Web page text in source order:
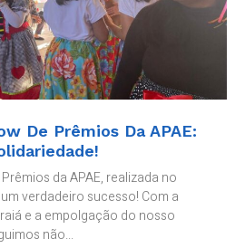
De Prêmios Da APAE:
da APAE, realizada no
verdadeiro sucesso! Com a
e a empolgação do nosso
não...